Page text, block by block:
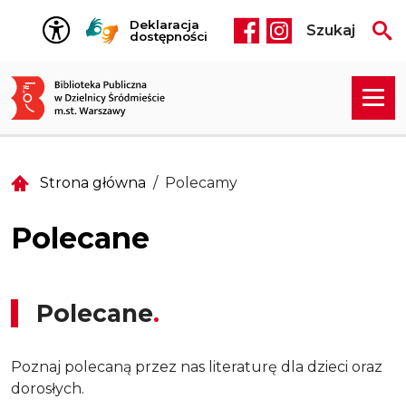
Przejdź do treści
Deklaracja
dostępności
Social media
Szukaj
Strona główna Polecamy
Polecane
Polecane
Poznaj polecaną przez nas literaturę dla dzieci oraz
dorosłych.